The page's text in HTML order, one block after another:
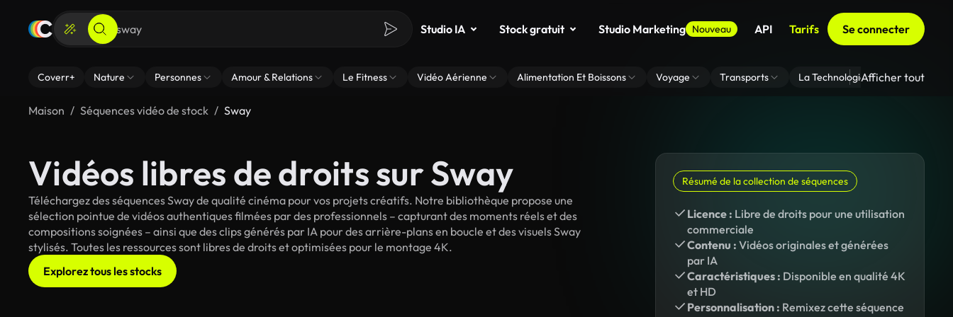
Studio IA Stock gratuit Studio Marketing Nouveau API Tarifs Se connecter
Coverr+ Nature Personnes Amour & Relations Le Fitness Vidéo Aérienne Alimentation Et Boissons Voyage Transports La Technologie Zoom En
Afficher tout
Maison Séquences vidéo de stock Sway
Vidéos libres de droits sur Sway
Téléchargez des séquences Sway de qualité cinéma pour vos projets créatifs. Notre bibliothèque propose une
sélection pointue de vidéos authentiques filmées par des professionnels – capturant des moments réels et des
compositions soignées – ainsi que des clips générés par IA pour des arrière-plans en boucle et des visuels Sway
stylisés. Toutes les ressources sont libres de droits et optimisées pour le montage 4K.
Explorez tous les stocks
Résumé de la collection de séquences
Licence : Libre de droits pour une utilisation
commerciale
Contenu : Vidéos originales et générées
par IA
Caractéristiques : Disponible en qualité 4K
et HD
Personnalisation : Remixez cette séquence